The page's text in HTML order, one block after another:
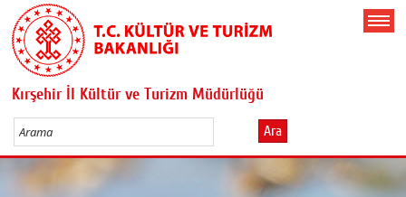
Kırşehir İl Kültür ve Turizm Müdürlüğü
Ara